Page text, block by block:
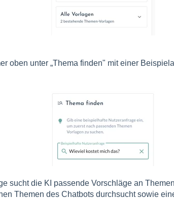
oben unter „Thema finden" mit einer
sucht die KI passende Vorschläge an
Themen des Chatbots durchsucht sowie